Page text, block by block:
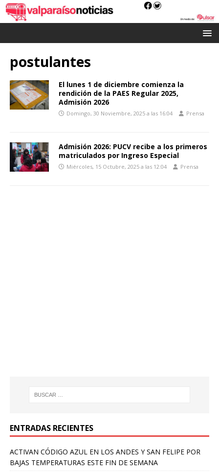
postulantes
El lunes 1 de diciembre comienza la
rendición de la PAES Regular 2025,
Admisión 2026
Domingo, 30 Noviembre, 2025 a las 16:04 Prensa
Admisión 2026: PUCV recibe a los primeros
matriculados por Ingreso Especial
Miércoles, 15 Octubre, 2025 a las 12:04 Prensa
ENTRADAS RECIENTES
ACTIVAN CÓDIGO AZUL EN LOS ANDES Y SAN FELIPE POR
BAJAS TEMPERATURAS ESTE FIN DE SEMANA